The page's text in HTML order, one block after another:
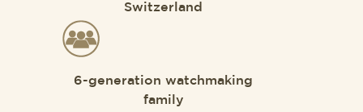
Switzerland
6-generation watchmaking
family